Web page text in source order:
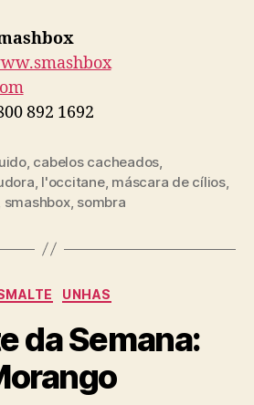
892 1692
, cabelos cacheados
l'occitane, máscara de cílios,
smashbox, sombra
Categorias
UNHAS
da Semana: